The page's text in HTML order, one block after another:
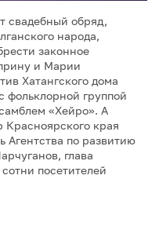
свадебный обряд,
народа,
законное
и Марии
Хатангского дома
фольклорной группой
«Хейро». А
Красноярского края
Агентства по развитию
глава
посетителей